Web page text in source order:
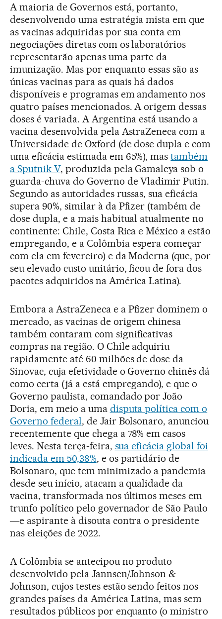
A maioria de Governos está, portanto,
desenvolvendo uma estratégia mista em que
as vacinas adquiridas por sua conta em
negociações diretas com os laboratórios
representarão apenas uma parte da
imunização. Mas por enquanto essas são as
únicas vacinas para as quais há dados
disponíveis e programas em andamento nos
quatro países mencionados. A origem dessas
doses é variada. A Argentina está usando a
vacina desenvolvida pela AstraZeneca com a
Universidade de Oxford (de dose dupla e com
uma eficácia estimada em 65%), mastambém
a Sputnik V, produzida pela Gamaleya sob o
guarda-chuva do Governo de Vladimir Putin.
Segundo as autoridades russas, sua eficácia
supera 90%, similar à da Pfizer (também de
dose dupla, e a mais habitual atualmente no
continente: Chile, Costa Rica e México a estão
empregando, e a Colômbia espera começar
com ela em fevereiro) e da Moderna (que, por
seu elevado custo unitário, ficou de fora dos
pacotes adquiridos na América Latina).
Embora a AstraZeneca e a Pfizer dominem o
mercado, as vacinas de origem chinesa
também contaram com significativas
compras na região. O Chile adquiriu
rapidamente até 60 milhões de dose da
Sinovac, cuja efetividade o Governo chinês dá
como certa (já a está empregando), e que o
Governo paulista, comandado por João
Doria, em meio a uma disputa política com o
Governo federal, de Jair Bolsonaro, anunciou
recentemente que chega a 78% em casos
leves. Nesta terça-feira, sua eficácia global foi
indicada em 50,38%, e os partidário de
Bolsonaro, que tem minimizado a pandemia
desde seu início, atacam a qualidade da
vacina, transformada nos últimos meses em
trunfo político pelo governador de São Paulo
―e aspirante à disouta contra o presidente
nas eleições de 2022.
A Colômbia se antecipou no produto
desenvolvido pela Jannsen/Johnson &
Johnson, cujos testes estão sendo feitos nos
grandes países da América Latina, mas sem
resultados públicos por enquanto (o ministro